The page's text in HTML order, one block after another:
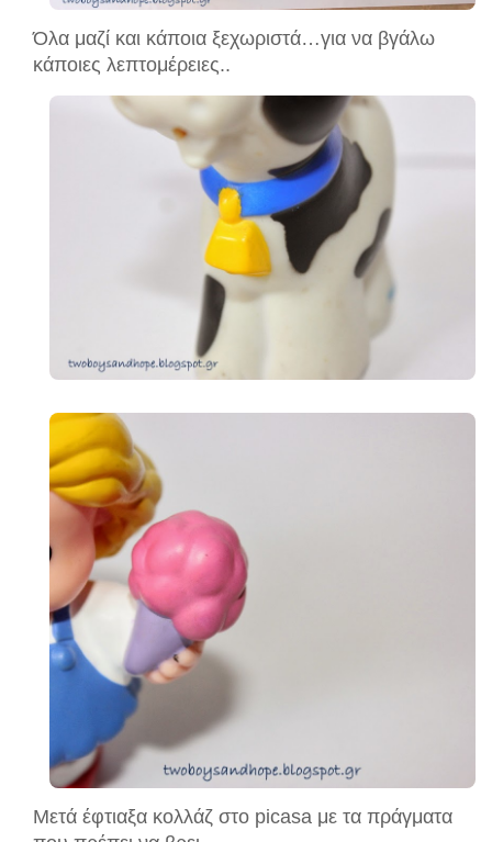
Όλα μαζί και κάποια ξεχωριστά…για να βγάλω
κάποιες λεπτομέρειες..
Μετά έφτιαξα κολλάζ στο picasa με τα πράγματα